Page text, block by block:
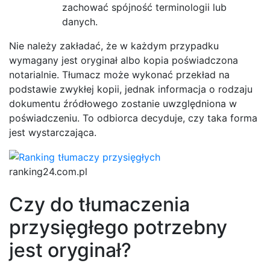
zachować spójność terminologii lub
danych.
Nie należy zakładać, że w każdym przypadku
wymagany jest oryginał albo kopia poświadczona
notarialnie. Tłumacz może wykonać przekład na
podstawie zwykłej kopii, jednak informacja o rodzaju
dokumentu źródłowego zostanie uwzględniona w
poświadczeniu. To odbiorca decyduje, czy taka forma
jest wystarczająca.
ranking24.com.pl
Czy do tłumaczenia
przysięgłego potrzebny
jest oryginał?